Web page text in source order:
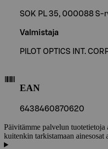
SOK PL 35, 000088 S-
Valmistaja
PILOT OPTICS INT.
EAN
6438460870620
Päivitämme palvelun
kuitenkin tarkistamaan